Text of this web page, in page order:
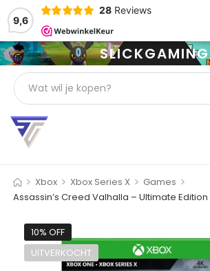
9,6
28 Reviews
SLICKGAMING
> Xbox > Xbox Series X > Games >
Assassin’s Creed Valhalla – Ultimate Edition
10% OFF
UITVERKOCHT